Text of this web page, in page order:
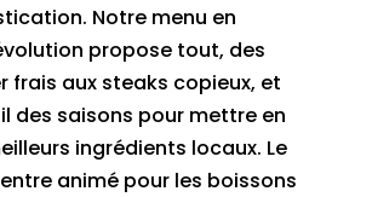
Notre menu en
propose tout, des
frais aux steaks copieux, et
des saisons pour mettre en
ingrédients locaux. Le
animé pour les boissons